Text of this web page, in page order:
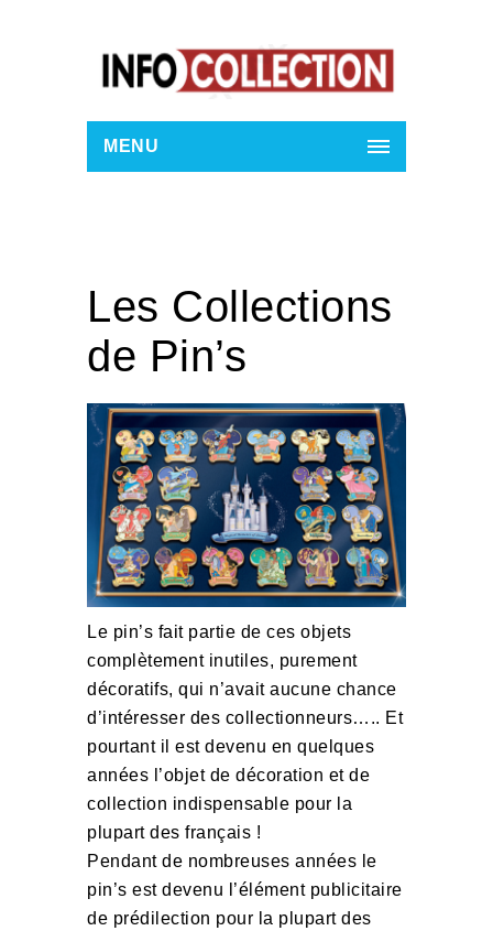
MENU
Les Collections
de Pin’s
Le pin’s fait partie de ces objets
complètement inutiles, purement
décoratifs, qui n’avait aucune chance
d’intéresser des collectionneurs….. Et
pourtant il est devenu en quelques
années l’objet de décoration et de
collection indispensable pour la
plupart des français !
Pendant de nombreuses années le
pin’s est devenu l’élément publicitaire
de prédilection pour la plupart des